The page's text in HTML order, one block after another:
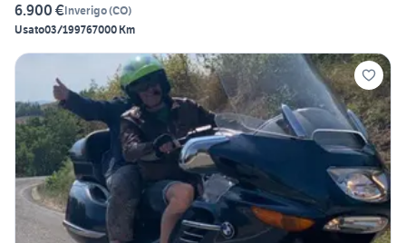
6.900 €Inverigo(CO)
Usato03/199767000 Km